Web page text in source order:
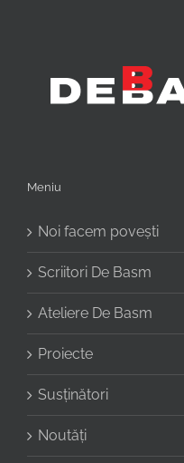
Meniu
Noi facem povești
Scriitori De Basm
Ateliere De Basm
Proiecte
Susținători
Noutăți